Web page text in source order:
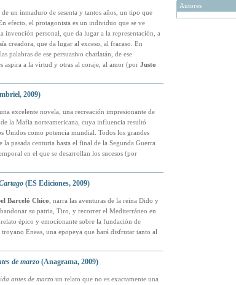
de un inmaduro de sesenta y tantos años, un tipo que
efecto, el protagonista es un individuo que se ve
invención personal, que da lugar a la representación, a
creadora, que da lugar al exceso, al fracaso. En
palabras de ese persuasivo charlatán, de ese
aspira a la virtud y otras al coraje, al amor (por Justo
2009)
excelente novela, una recreación impresionante de
la Mafia norteamericana, cuya influencia resultó
Unidos como potencia mundial. Todos los grandes
la pasada centuria hasta el final de la Segunda Guerra
en el que se desarrollan los sucesos (por
(ES Ediciones, 2009)
Barceló Chico , narra las aventuras de la reina Dido y
su patria, Tiro, y recorrer el Mediterráneo en
épico y emocionante sobre la fundación de
Eneas, una epopeya que hará disfrutar tanto al
de marzo(Anagrama, 2009)
antes de marzo un relato que no es exactamente una
Autores